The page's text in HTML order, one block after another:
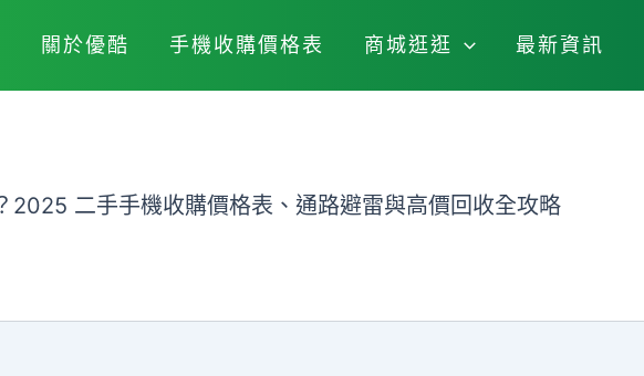
關於優酷 手機收購價格表 商城逛逛 最新資訊
2025 二手手機收購價格表、通路避雷與高價回收全攻略